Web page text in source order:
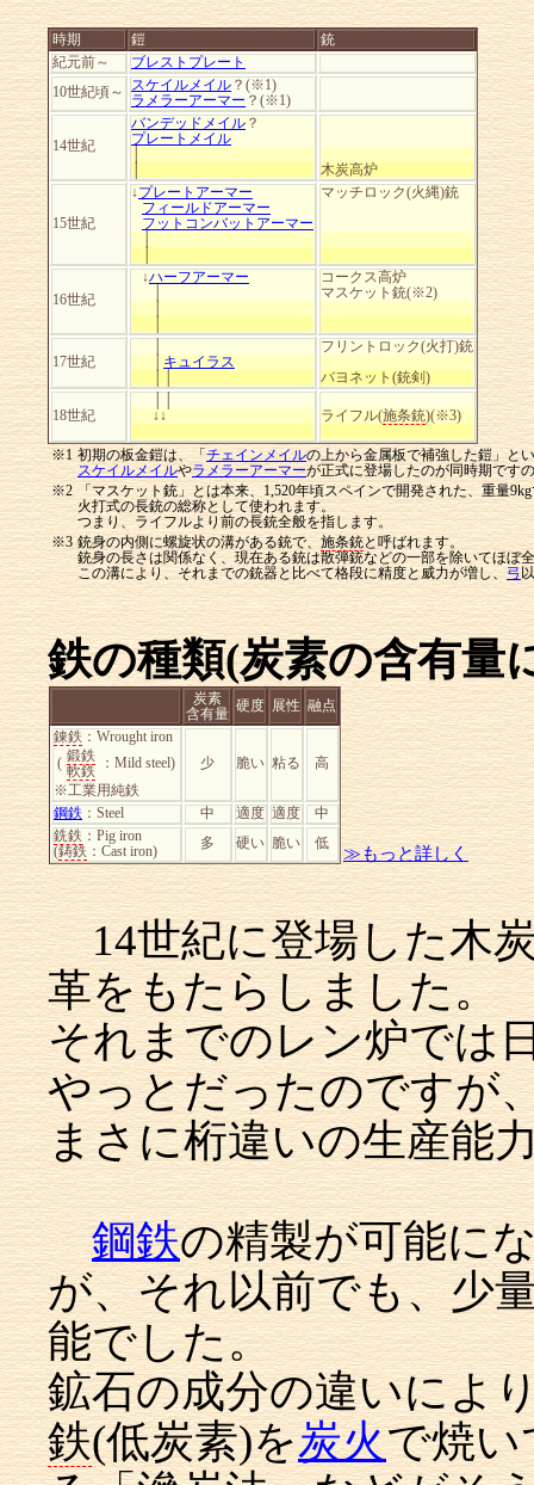
時期 鎧
銃
紀元前～
ブレストプレート
10世紀頃～
スケイルメイル ？(※1)
ラメラーアーマー ？(※1)
14世紀
バンデッドメイル ？
プレートメイル
木炭高炉
15世紀
↓プレートアーマー
フィールドアーマー
フットコンバットアーマー
マッチロック(火縄)銃
16世紀
↓ハーフアーマー
コークス高炉
マスケット銃(※2)
17世紀
キュイラス
フリントロック(火打)銃
バヨネット(銃剣)
18世紀 ↓↓ ライフル(施条銃)(※3)
※1 初期の板金鎧は、「 チェインメイルの上から金属板で補強した鎧」と
スケイルメイルやラメラーアーマーが正式に登場したのが同時期です
※2 「マスケット銃」とは本来、1,520年頃スペインで開発された、重量
火打式の長銃の総称として使われます。
つまり、ライフルより前の長銃全般を指します。
※3 銃身の内側に螺旋状の溝がある銃で、施条銃と呼ばれます。
銃身の長さは関係なく、現在ある銃は散弾銃などの一部を除いてほぼ
この溝により、それまでの銃器と比べて格段に精度と威力が増し、弓
鉄の種類(炭素の含有量
炭素
含有量
硬度 展性 融点
錬鉄 ：Wrought iron
( 鍛鉄
軟鉄
：Mild steel)
※工業用純鉄
少 脆い 粘る 高
鋼鉄 ：Steel 中 適度 適度
中
銑鉄 ：Pig iron
(鋳鉄 ：Cast iron)
多 硬い 脆い 低
≫もっと詳しく
14世紀に登場した木
革をもたらしました。
それまでのレン炉では
やっとだったのですが
まさに桁違いの生産能
鋼鉄の精製が可能に
が、それ以前でも、少
能でした。
鉱石の成分の違いによ
鉄(低炭素)を炭火で焼い